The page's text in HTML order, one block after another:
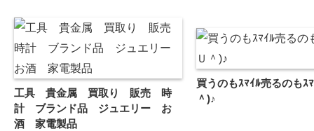
工具 貴金属 買取り 販売 時
計 ブランド品 ジュエリー お
酒 家電製品
買うのもｽﾏｲﾙ売るのもｽ
＾)♪